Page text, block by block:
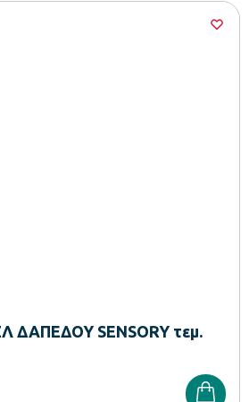
ΔΑΠΕΔΟΥ SENSORY τεμ.